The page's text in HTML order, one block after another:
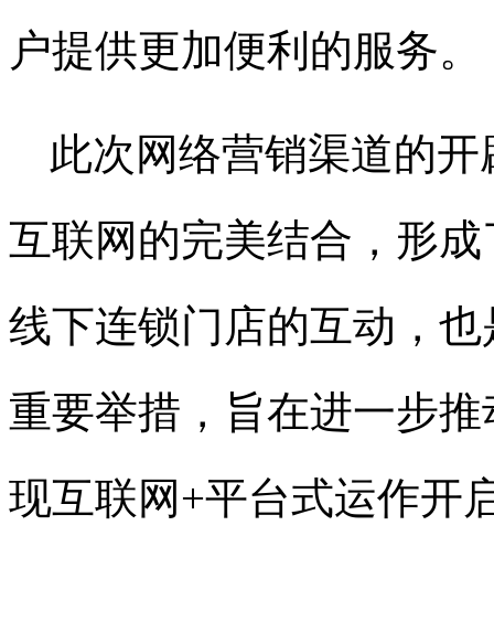
户提供更加便利的服务。
此次网络营销渠道的
互联网的完美结合，形
线下连锁门店的互动，
重要举措，旨在进一步
现互联网 +平台式运作开